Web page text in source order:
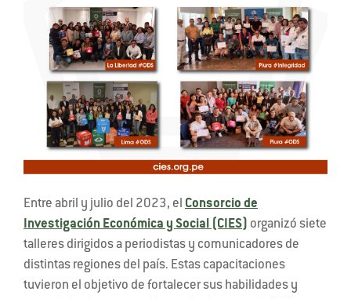
Entre abril y julio del 2023, el Consorcio de
Investigación Económica y Social (CIES) organizó siete
talleres dirigidos a periodistas y comunicadores de
distintas regiones del país. Estas capacitaciones
tuvieron el objetivo de fortalecer sus habilidades y